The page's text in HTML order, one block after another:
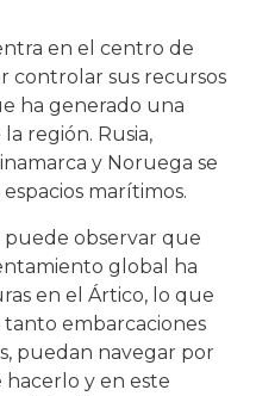
en el centro de
controlar sus recursos
ha generado una
región. Rusia,
y Noruega se
marítimos.
puede observar que
global ha
en el Ártico, lo que
embarcaciones
puedan navegar por
y en este